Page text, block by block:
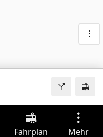
Fahrplan Mehr